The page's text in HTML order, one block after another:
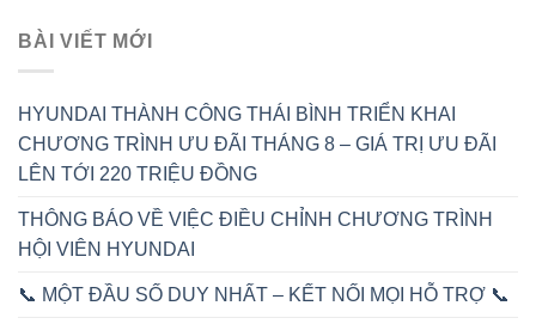
BÀI VIẾT MỚI
HYUNDAI THÀNH CÔNG THÁI BÌNH TRIỂN KHAI
CHƯƠNG TRÌNH ƯU ĐÃI THÁNG 8 – GIÁ TRỊ ƯU ĐÃI
LÊN TỚI 220 TRIỆU ĐỒNG
THÔNG BÁO VỀ VIỆC ĐIỀU CHỈNH CHƯƠNG TRÌNH
HỘI VIÊN HYUNDAI
📞 MỘT ĐẦU SỐ DUY NHẤT – KẾT NỐI MỌI HỖ TRỢ 📞